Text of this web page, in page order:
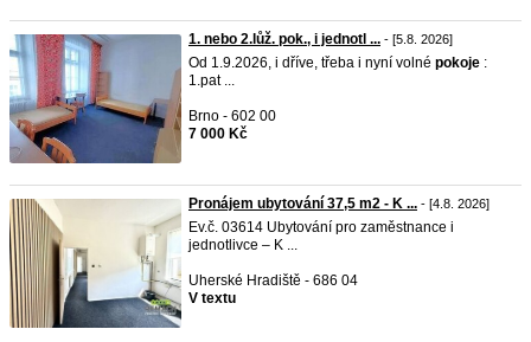
1. nebo 2.lůž. pok., i jednotl ... - [5.8. 2026]
Od 1.9.2026, i dříve, třeba i nyní volné pokoje :
1.pat ...
Brno - 602 00
7 000 Kč
Pronájem ubytování 37,5 m2 - K ... - [4.8. 2026]
Ev.č. 03614 Ubytování pro zaměstnance i
jednotlivce – K ...
Uherské Hradiště - 686 04
V textu